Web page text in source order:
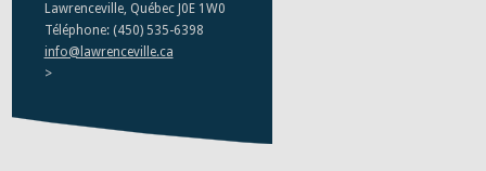
Lawrenceville, Québec J0E 1W0
Téléphone: (450) 535-6398
info@lawrenceville.ca
>